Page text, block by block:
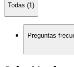
Todas (1)
Preguntas